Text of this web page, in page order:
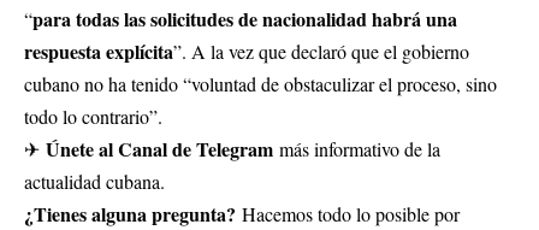
“para todas las solicitudes de nacionalidad habrá una
respuesta explícita”. A la vez que declaró que el gobierno
cubano no ha tenido “voluntad de obstaculizar el proceso, sino
todo lo contrario”.
✈ Únete al Canal de Telegram más informativo de la
actualidad cubana.
¿Tienes alguna pregunta? Hacemos todo lo posible por